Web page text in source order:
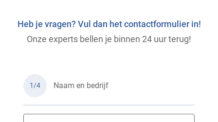
Heb je vragen? Vul dan het contactformulier in!
Onze experts bellen je binnen 24 uur terug!
1/4 Naam en bedrijf